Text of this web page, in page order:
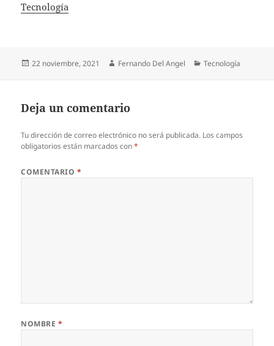
In relation to
Tecnología
Publicado
22 noviembre, 2021 Autor
Fernando Del Angel Categorías
Tecnología
Deja un comentario
Tu dirección de correo electrónico no será publicada. Los campos
obligatorios están marcados con*
COMENTARIO *
NOMBRE *